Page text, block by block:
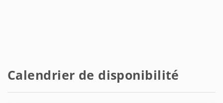
Calendrier de disponibilité